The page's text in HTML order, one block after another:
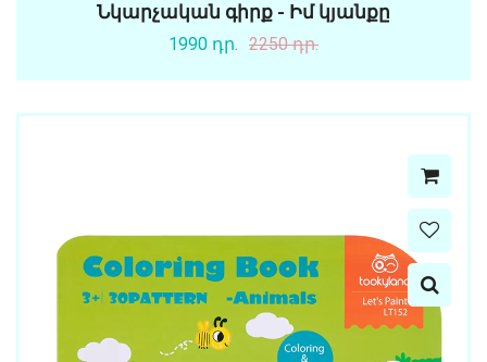
Նկարչական գիրք - Իմ կյանքը
1990 դր. 2250 դր.